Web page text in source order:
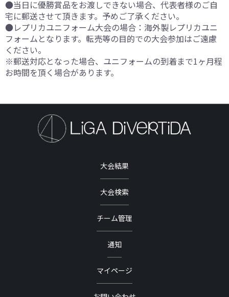
●当日に優勝賞品をお渡しできない場合、代表者様のご自
宅に郵送させて頂きます。予めご了承ください。
●レプリカユニフォーム大会の場合：海外製レプリカユニ
フォームとなります。転売等の目的での大会参加はご遠慮
ください。
※郵送対応となった場合、ユニフォームの到着まで1ヶ月程
お時間を頂く場合があります。
大会結果
大会検索
チーム管理
通知
マイページ